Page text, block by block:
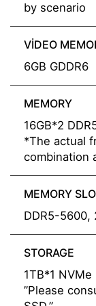
by scenario
VIDEO
6GB GDDR6
MEMORY
16GB*2
*The actual
combination
MEMORY
DDR5-5600,
STORAGE
1TB*1 NVMe
”Please